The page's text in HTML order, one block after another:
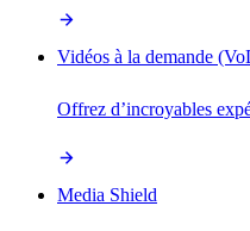
Vidéos à la demande
Offrez d’incroyables
Media Shield